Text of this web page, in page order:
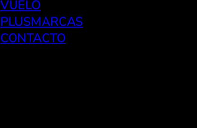
VUELO
PLUSMARCAS
CONTACTO